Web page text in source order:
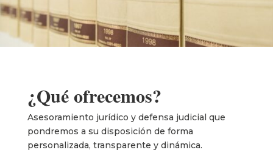
¿Qué ofrecemos?
Asesoramiento jurídico y defensa judicial que
pondremos a su disposición de forma
personalizada, transparente y dinámica.